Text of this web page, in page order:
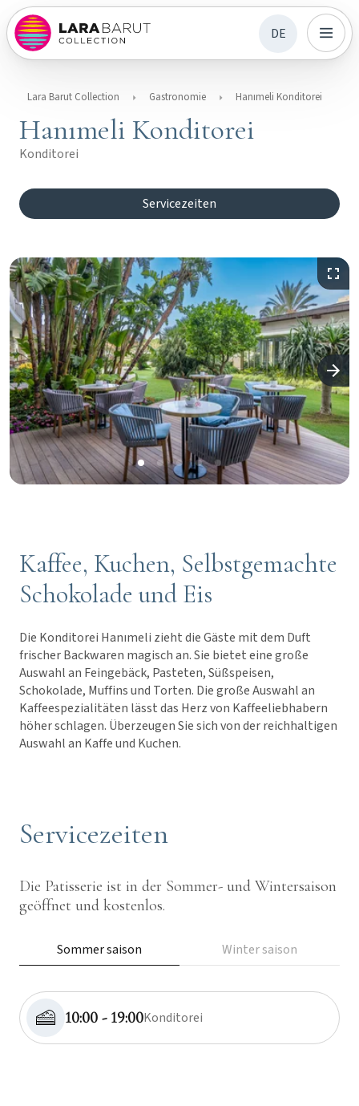
DE
Lara Barut Collection Gastronomie Hanımeli Konditorei
Hanımeli Konditorei
Konditorei
Servicezeiten
Kaffee, Kuchen, Selbstgemachte
Schokolade und Eis
Die Konditorei Hanımeli zieht die Gäste mit dem Duft
frischer Backwaren magisch an. Sie bietet eine große
Auswahl an Feingebäck, Pasteten, Süßspeisen,
Schokolade, Muffins und Torten. Die große Auswahl an
Kaffeespezialitäten lässt das Herz von Kaffeeliebhabern
höher schlagen. Überzeugen Sie sich von der reichhaltigen
Auswahl an Kaffe und Kuchen.
Servicezeiten
Die Patisserie ist in der Sommer- und Wintersaison
geöffnet und kostenlos.
Sommer saison Winter saison
10:00 - 19:00Konditorei